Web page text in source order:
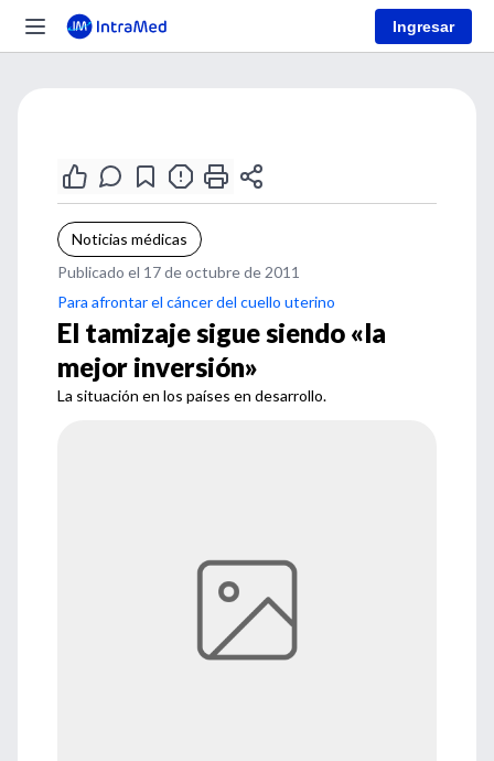
Ingresar
Noticias médicas
Publicado el 17 de octubre de 2011
Para afrontar el cáncer del cuello uterino
El tamizaje sigue siendo «la
mejor inversión»
La situación en los países en desarrollo.